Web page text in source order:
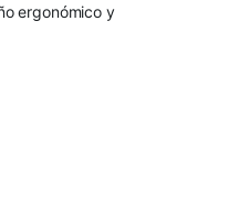
ergonómico y